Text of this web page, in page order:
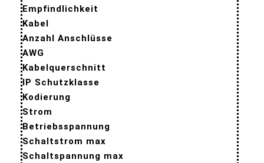
Empfindlichkeit
Kabel
Anzahl Anschlüsse
AWG
Kabelquerschnitt
IP Schutzklasse
Kodierung
Strom
Betriebsspannung
Schaltstrom max
Schaltspannung max